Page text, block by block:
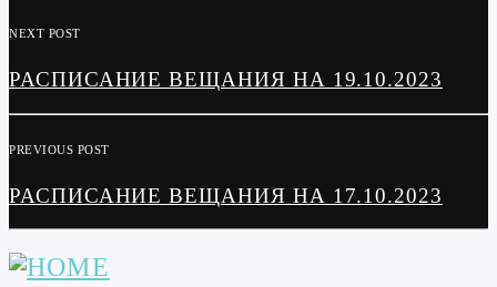
NEXT POST
РАСПИСАНИЕ ВЕЩАНИЯ НА 19.10.2023
PREVIOUS POST
РАСПИСАНИЕ ВЕЩАНИЯ НА 17.10.2023